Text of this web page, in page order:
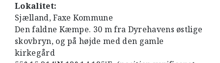
Lokalitet:
Sjælland, Faxe Kommune
Den faldne Kæmpe. 30 m fra Dyrehavens østlige
skovbryn, og på højde med den gamle
kirkegård